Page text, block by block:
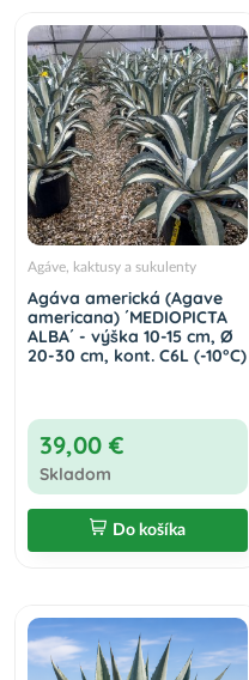
Agáve, kaktusy a sukulenty
Agáva americká (Agave
americana) ´MEDIOPICTA
ALBA´ - výška 10-15 cm, Ø
20-30 cm, kont. C6L (-10°C)
39,00 €
Skladom
Do košíka